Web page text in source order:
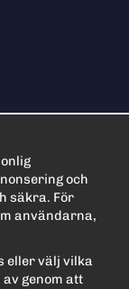
och
säkra. För
användarna,
eller välj vilka
genom att